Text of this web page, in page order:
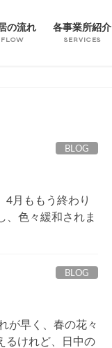
の流れ
FLOW
各事業所紹介
SERVICES
BLOG
月ももう終わり
、色々緩和されま
BLOG
が早く、春の花々
るけれど、日中の